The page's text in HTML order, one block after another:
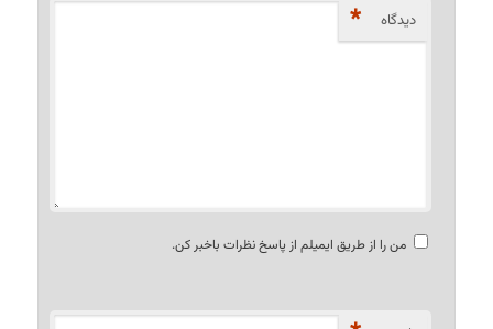
دیدگاه *
من را از طریق ایمیلم از پاسخ نظرات باخبر کن.